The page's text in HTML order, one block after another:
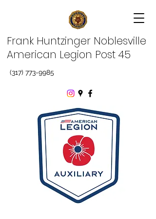
Frank Huntzinger Noblesville
American Legion Post 45
(317) 773-9985